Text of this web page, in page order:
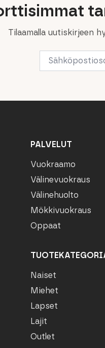
Tilaamalla uutiskirjeen
Email
PALVELUT
Vuokraamo
Välinevuokraus
Välinehuolto
Mökkivuokraus
Oppaat
Naiset
Miehet
Lapset
Lajit
Outlet